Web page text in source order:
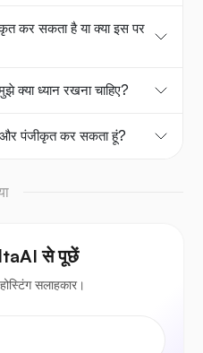
कर सकता है या क्या इस पर
ध्यान रखना चाहिए?
पंजीकृत कर सकता हूं?
से पूछें
सलाहकार।